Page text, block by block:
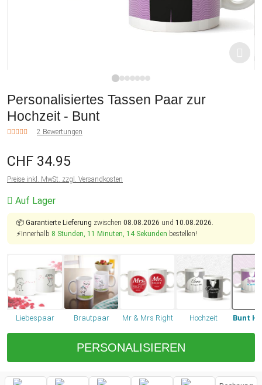
Personalisiertes Tassen Paar zur
Hochzeit - Bunt
2 Bewertungen
CHF 34.95
Preise inkl. MwSt. zzgl. Versandkosten
Auf Lager
📦 Garantierte Lieferung zwischen 08.08.2026 und 10.08.2026.
⚡Innerhalb 8 Stunden, 11 Minuten, 14 Sekunden bestellen!
Liebespaar Brautpaar Mr & Mrs Right Hochzeit Bunt
PERSONALISIEREN